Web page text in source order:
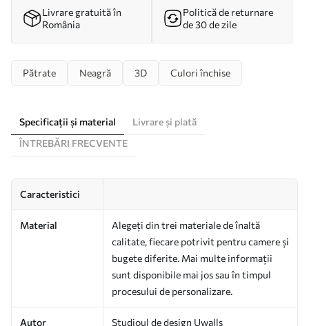
Livrare gratuită în
România
Politică de returnare
de 30 de zile
Pătrate Neagră 3D Culori închise
Specificații și material
Livrare și plată
ÎNTREBĂRI FRECVENTE
Caracteristici
Material
Alegeți din trei materiale de înaltă
calitate, fiecare potrivit pentru camere și
bugete diferite. Mai multe informații
sunt disponibile mai jos sau în timpul
procesului de personalizare.
Autor Studioul de design Uwalls